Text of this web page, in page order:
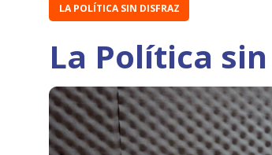
LA POLÍTICA SIN DISFRAZ
La Política